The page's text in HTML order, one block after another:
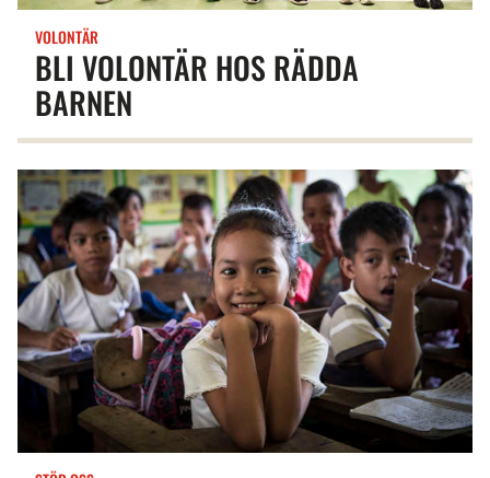
BLI VOLONTÄR HOS RÄDDA
BARNEN
VOLONTÄR